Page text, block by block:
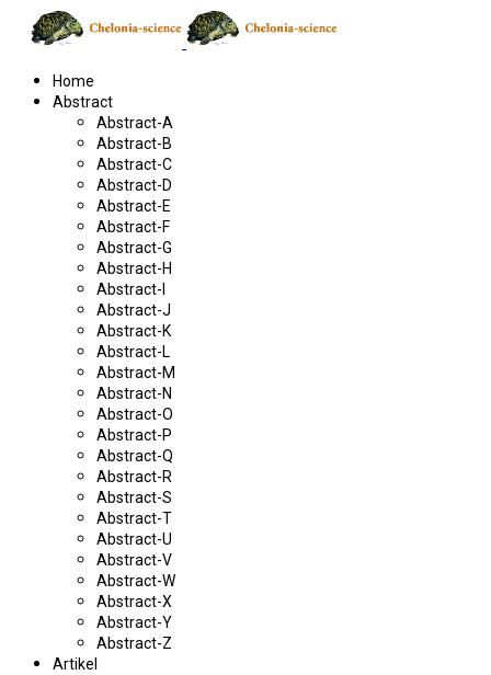
Home
Abstract
Abstract-A
Abstract-B
Abstract-C
Abstract-D
Abstract-E
Abstract-F
Abstract-G
Abstract-H
Abstract-I
Abstract-J
Abstract-K
Abstract-L
Abstract-M
Abstract-N
Abstract-O
Abstract-P
Abstract-Q
Abstract-R
Abstract-S
Abstract-T
Abstract-U
Abstract-V
Abstract-W
Abstract-X
Abstract-Y
Abstract-Z
Artikel